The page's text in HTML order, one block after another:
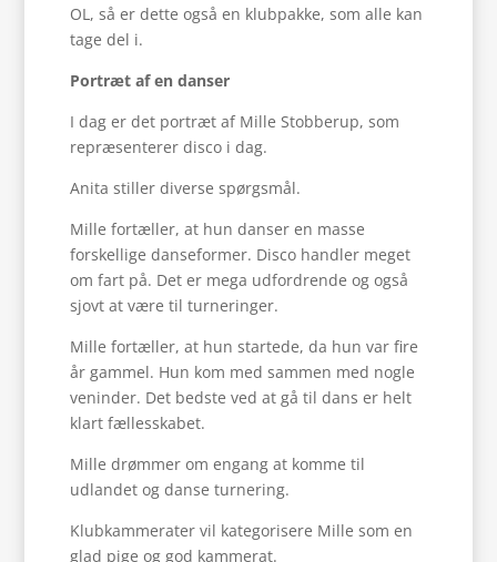
OL, så er dette også en klubpakke, som alle kan
tage del i.
Portræt af en danser
I dag er det portræt af Mille Stobberup, som
repræsenterer disco i dag.
Anita stiller diverse spørgsmål.
Mille fortæller, at hun danser en masse
forskellige danseformer. Disco handler meget
om fart på. Det er mega udfordrende og også
sjovt at være til turneringer.
Mille fortæller, at hun startede, da hun var fire
år gammel. Hun kom med sammen med nogle
veninder. Det bedste ved at gå til dans er helt
klart fællesskabet.
Mille drømmer om engang at komme til
udlandet og danse turnering.
Klubkammerater vil kategorisere Mille som en
glad pige og god kammerat.